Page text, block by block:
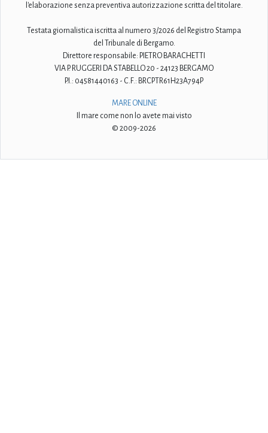
l'elaborazione senza preventiva autorizzazione scritta del titolare.
Testata giornalistica iscritta al numero 3/2026 del Registro Stampa
del Tribunale di Bergamo.
Direttore responsabile: PIETRO BARACHETTI
VIA P. RUGGERI DA STABELLO 20 - 24123 BERGAMO
P.I.: 04581440163 - C.F.: BRCPTR61H23A794P
MARE ONLINE
Il mare come non lo avete mai visto
© 2009-2026